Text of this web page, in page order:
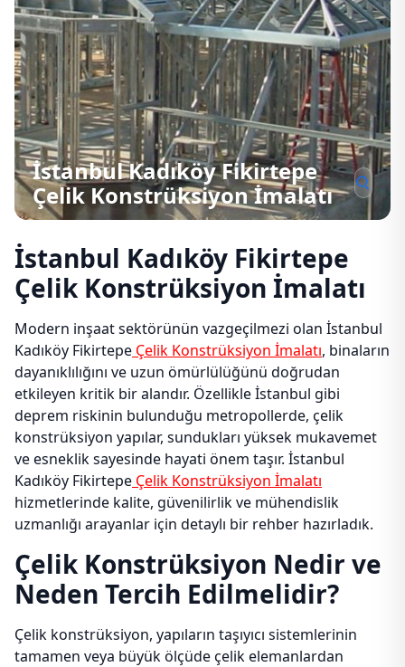
İstanbul Kadıköy Fikirtepe
Çelik Konstrüksiyon İmalatı
İstanbul Kadıköy Fikirtepe
Çelik Konstrüksiyon İmalatı
Modern inşaat sektörünün vazgeçilmezi olan İstanbul
Kadıköy Fikirtepe Çelik Konstrüksiyon İmalatı, binaların
dayanıklılığını ve uzun ömürlülüğünü doğrudan
etkileyen kritik bir alandır. Özellikle İstanbul gibi
deprem riskinin bulunduğu metropollerde, çelik
konstrüksiyon yapılar, sundukları yüksek mukavemet
ve esneklik sayesinde hayati önem taşır. İstanbul
Kadıköy Fikirtepe Çelik Konstrüksiyon İmalatı
hizmetlerinde kalite, güvenilirlik ve mühendislik
uzmanlığı arayanlar için detaylı bir rehber hazırladık.
Çelik Konstrüksiyon Nedir ve
Neden Tercih Edilmelidir?
Çelik konstrüksiyon, yapıların taşıyıcı sistemlerinin
tamamen veya büyük ölçüde çelik elemanlardan